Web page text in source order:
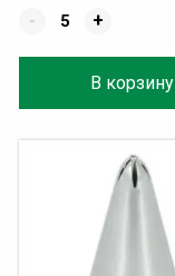
-
+
В корзину